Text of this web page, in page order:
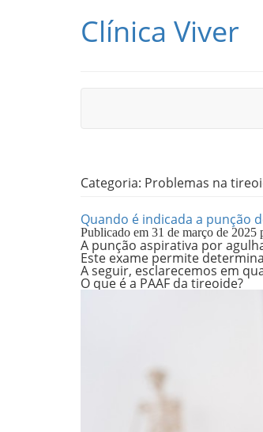
Pular para o conteúdo
Clínica Viver
Categoria: Problemas na
Quando é indicada a punção
Publicado em 31 de março de 2025
A punção aspirativa por
Este exame permite
A seguir, esclarecemos em
O que é a PAAF da tireoide?